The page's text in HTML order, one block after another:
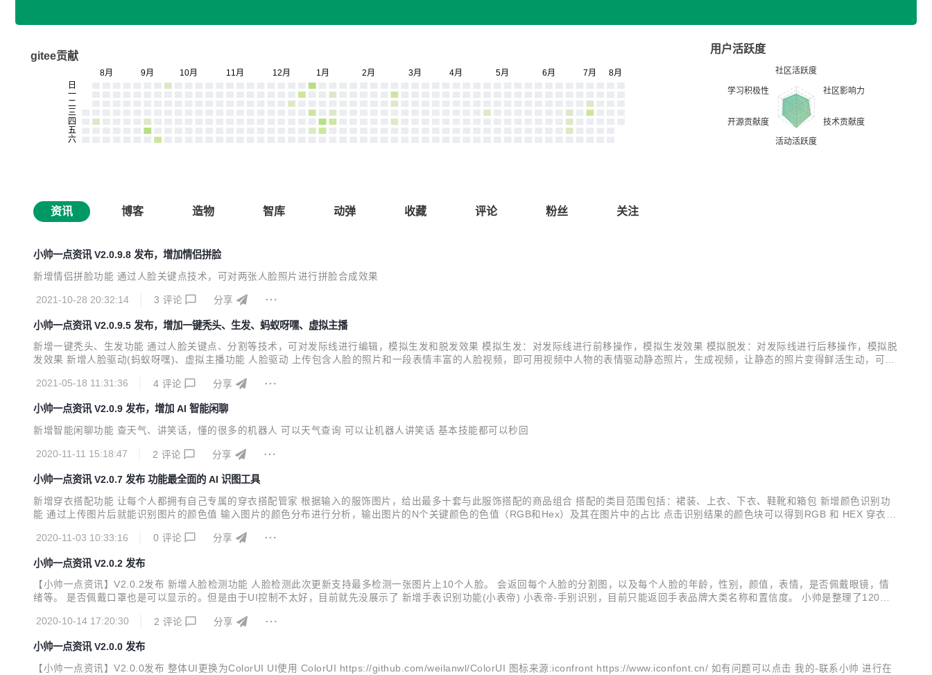
gitee贡献
用户活跃度
资讯 博客 造物 智库 动弹 收藏 评论 粉丝 关注
小帅一点资讯 V2.0.9.8 发布，增加情侣拼脸
新增情侣拼脸功能 通过人脸关键点技术，可对两张人脸照片进行拼脸合成效果
2021-10-28 20:32:14 3 评论 分享
小帅一点资讯 V2.0.9.5 发布，增加一键秃头、生发、蚂蚁呀嘿、虚拟主播
新增一键秃头、生发功能 通过人脸关键点、分割等技术，可对发际线进行编辑，模拟生发和脱发效果 模拟生发：对发际线进行前移操作，模拟生发效果 模拟脱发：对发际线进行后移操作，模拟脱
发效果 新增人脸驱动(蚂蚁呀嘿)、虚拟主播功能 人脸驱动 上传包含人脸的照片和一段表情丰富的人脸视频，即可用视频中人物的表情驱动静态照片，生成视频，让静态的照片变得鲜活生动，可用
拟主播播报视频，口型适配度高、动作表情丰富，大幅提升内容生产效率 表...
2021-05-18 11:31:36 4 评论 分享
小帅一点资讯 V2.0.9 发布，增加 AI 智能闲聊
新增智能闲聊功能 查天气、讲笑话，懂的很多的机器人 可以天气查询 可以让机器人讲笑话 基本技能都可以秒回
2020-11-11 15:18:47 2 评论 分享
小帅一点资讯 V2.0.7 发布 功能最全面的 AI 识图工具
新增穿衣搭配功能 让每个人都拥有自己专属的穿衣搭配管家 根据输入的服饰图片，给出最多十套与此服饰搭配的商品组合 搭配的类目范围包括：裙装、上衣、下衣、鞋靴和箱包 新增颜色识别功
能 通过上传图片后就能识别图片的颜色值 输入图片的颜色分布进行分析，输出图片的N个关键颜色的色值（RGB和Hex）及其在图片中的占比 点击识别结果的颜色块可以得到RGB 和 HEX 穿衣搭
2020-11-03 10:33:16
0 评论 分享
小帅一点资讯 V2.0.2 发布
【小帅一点资讯】V2.0.2发布 新增人脸检测功能 人脸检测此次更新支持最多检测一张图片上10个人脸。 会返回每个人脸的分割图，以及每个人脸的年龄，性别，颜值，表情，是否佩戴眼镜，情
绪等。 是否佩戴口罩也是可以显示的。但是由于UI控制不太好，目前就先没展示了 新增手表识别功能(小表帝) 小表帝-手别识别，目前只能返回手表品牌大类名称和置信度。 小帅是整理了120个
2020-10-14 17:20:30
2 评论 分享
小帅一点资讯 V2.0.0 发布
【小帅一点资讯】V2.0.0发布 整体UI更换为ColorUI UI使用 ColorUI https://github.com/weilanwl/ColorUI 图标来源:iconfront https://www.iconfont.cn/ 如有问题可以点击 我的-联系小帅 进行在